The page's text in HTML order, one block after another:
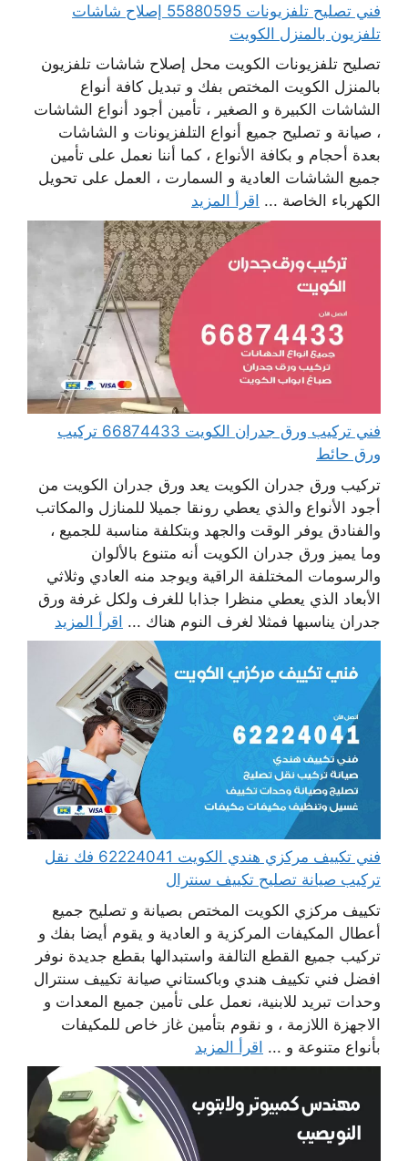
فني تصليح تلفزيونات 55880595 إصلاح شاشات
تلفزيون بالمنزل الكويت
تصليح تلفزيونات الكويت محل إصلاح شاشات تلفزيون
بالمنزل الكويت المختص بفك و تبديل كافة أنواع
الشاشات الكبيرة و الصغير ، تأمين أجود أنواع الشاشات
، صيانة و تصليح جميع أنواع التلفزيونات و الشاشات
بعدة أحجام و بكافة الأنواع ، كما أننا نعمل على تأمين
جميع الشاشات العادية و السمارت ، العمل على تحويل
الكهرباء الخاصة ... اقرأ المزيد
فني تركيب ورق جدران الكويت 66874433 تركيب
ورق حائط
تركيب ورق جدران الكويت يعد ورق جدران الكويت من
أجود الأنواع والذي يعطي رونقا جميلا للمنازل والمكاتب
والفنادق يوفر الوقت والجهد وبتكلفة مناسبة للجميع ،
وما يميز ورق جدران الكويت أنه متنوع بالألوان
والرسومات المختلفة الراقية ويوجد منه العادي وثلاثي
الأبعاد الذي يعطي منظرا جذابا للغرف ولكل غرفة ورق
جدران يناسبها فمثلا لغرف النوم هناك ... اقرأ المزيد
فني تكييف مركزي هندي الكويت 62224041 فك نقل
تركيب صيانة تصليح تكييف سنترال
تكييف مركزي الكويت المختص بصيانة و تصليح جميع
أعطال المكيفات المركزية و العادية و يقوم أيضا بفك و
تركيب جميع القطع التالفة واستبدالها بقطع جديدة نوفر
افضل فني تكييف هندي وباكستاني صيانة تكييف سنترال
وحدات تبريد للابنية، نعمل على تأمين جميع المعدات و
الاجهزة اللازمة ، و نقوم بتأمين غاز خاص للمكيفات
بأنواع متنوعة و ... اقرأ المزيد